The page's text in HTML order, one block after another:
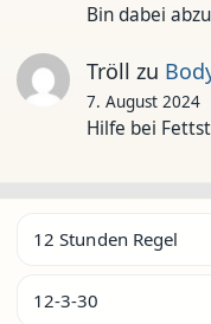
Bin dabei
Tröll zu
7. August 2024
Hilfe bei
12 Stunden Regel
12-3-30